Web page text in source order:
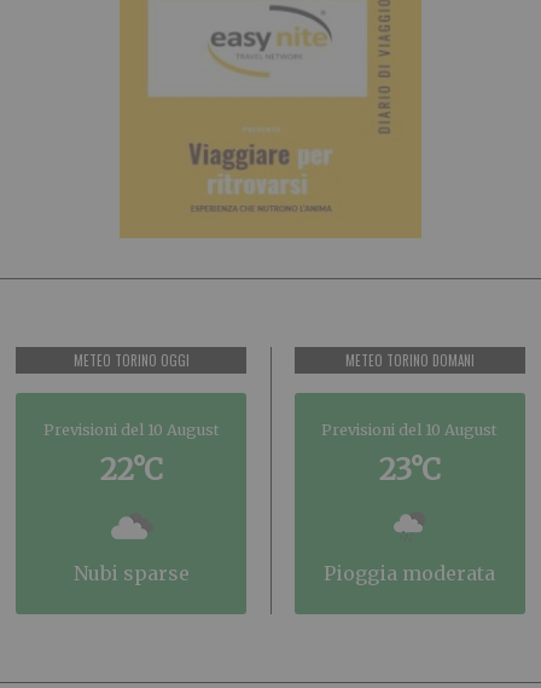
METEO TORINO OGGI
Previsioni del 10 August
22°C
nubi sparse
METEO TORINO DOMANI
Previsioni del 10 August
23°C
pioggia moderata